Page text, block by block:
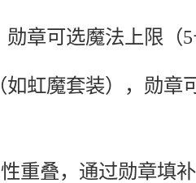
章可选魔法上限（
虹魔套装），勋章
重叠，通过勋章填